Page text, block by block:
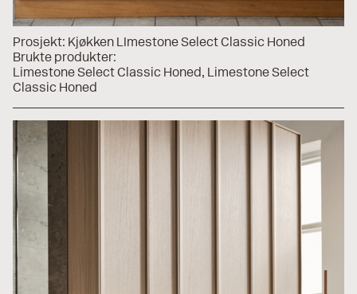
Prosjekt: Kjøkken LImestone Select Classic Honed
Brukte produkter:
Limestone Select Classic Honed Limestone Select
Classic Honed